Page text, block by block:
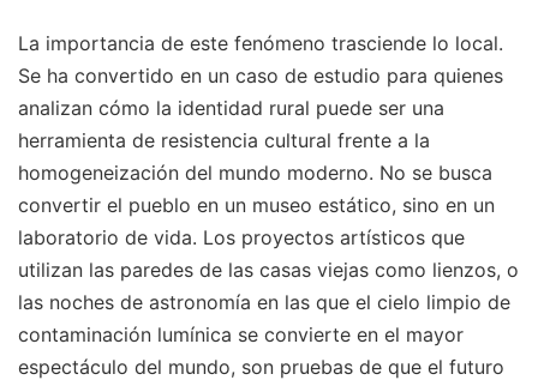
La importancia de este fenómeno trasciende lo local.
Se ha convertido en un caso de estudio para quienes
analizan cómo la identidad rural puede ser una
herramienta de resistencia cultural frente a la
homogeneización del mundo moderno. No se busca
convertir el pueblo en un museo estático, sino en un
laboratorio de vida. Los proyectos artísticos que
utilizan las paredes de las casas viejas como lienzos, o
las noches de astronomía en las que el cielo limpio de
contaminación lumínica se convierte en el mayor
espectáculo del mundo, son pruebas de que el futuro